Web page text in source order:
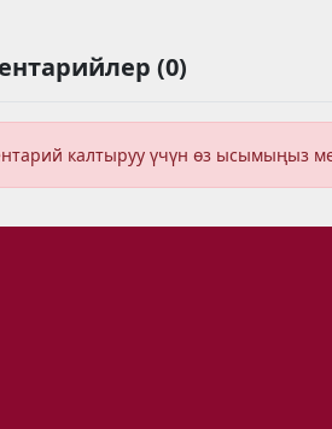
(0)
калтыруу үчүн өз ысымыңыз